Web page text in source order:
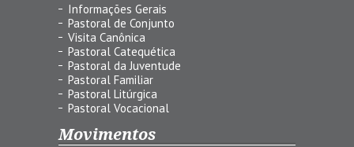
Informações Gerais
Pastoral de Conjunto
Visita Canônica
Pastoral Catequética
Pastoral da Juventude
Pastoral Familiar
Pastoral Litúrgica
Pastoral Vocacional
Movimentos